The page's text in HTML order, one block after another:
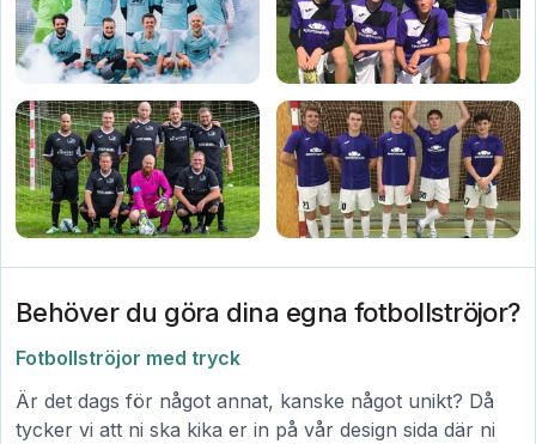
Behöver du göra dina egna fotbollströjor?
Fotbollströjor med tryck
Är det dags för något annat, kanske något unikt? Då
tycker vi att ni ska kika er in på vår design sida där ni